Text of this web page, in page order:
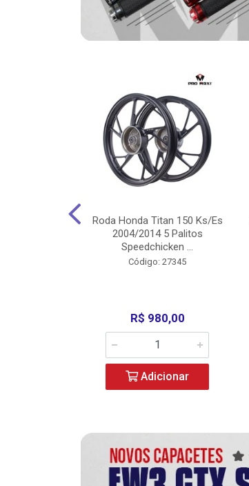
Roda Honda Titan 150 Ks/Es
2004/2014 5 Palitos
Speedchicken ...
Código: 27345
R$ 980,00
Adicionar